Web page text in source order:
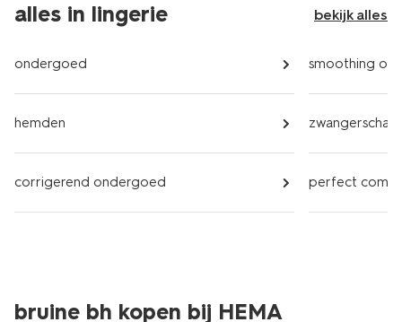
alles in lingerie bekijk alles
ondergoed
hemden
corrigerend ondergoed
smoothing
perfect
bruine bh kopen bij HEMA